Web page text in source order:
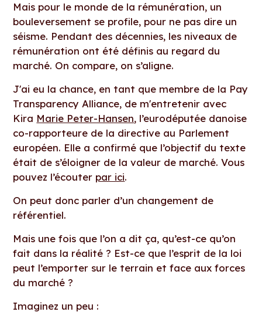
Mais pour le monde de la rémunération, un
bouleversement se profile, pour ne pas dire un
séisme. Pendant des décennies, les niveaux de
rémunération ont été définis au regard du
marché. On compare, on s’aligne.
J'ai eu la chance, en tant que membre de la Pay
Transparency Alliance, de m'entretenir avec
Kira Marie Peter-Hansen, l’eurodéputée danoise
co-rapporteure de la directive au Parlement
européen. Elle a confirmé que l’objectif du texte
était de s’éloigner de la valeur de marché. Vous
pouvez l’écouter par ici.
On peut donc parler d’un changement de
référentiel.
Mais une fois que l’on a dit ça, qu’est-ce qu’on
fait dans la réalité ? Est-ce que l’esprit de la loi
peut l’emporter sur le terrain et face aux forces
du marché ?
Imaginez un peu :